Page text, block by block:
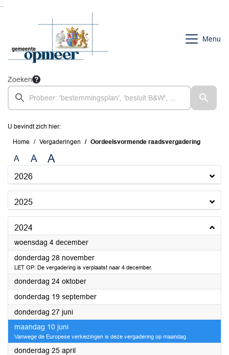
Ga naar de inhoud van deze pagina
Menu
Zoeken
U bevindt zich hier:
Home Vergaderingen Oordeelsvormende raadsvergadering
A A A
2026
2025
2024
woensdag 4 december2024
donderdag 28 november2024
LET OP: De vergadering is verplaatst naar 4 december.
donderdag 24 oktober2024
donderdag 19 september2024
donderdag 27 juni2024
maandag 10 juni2024
Vanwege de Europese verkiezingen is deze vergadering op maandag
donderdag 25 april2024